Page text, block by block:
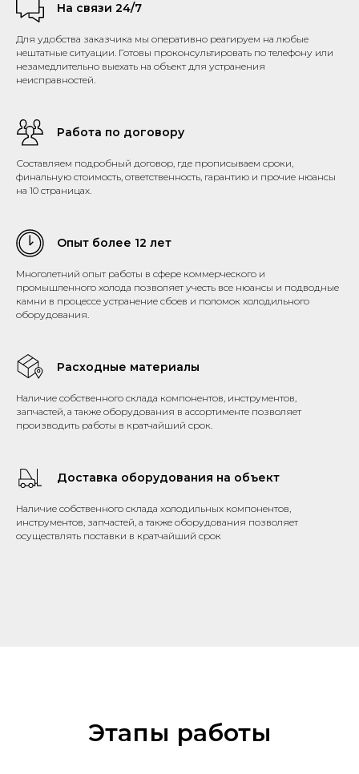
На связи 24/7
Для удобства заказчика мы оперативно реагируем на любые
нештатные ситуации. Готовы проконсультировать по телефону или
незамедлительно выехать на объект для устранения
неисправностей.
Работа по договору
Составляем подробный договор, где прописываем сроки,
финальную стоимость, ответственность, гарантию и прочие нюансы
на 10 страницах.
Опыт более 12 лет
Многолетний опыт работы в сфере коммерческого и
промышленного холода позволяет учесть все нюансы и подводные
камни в процессе устранение сбоев и поломок холодильного
оборудования.
Расходные материалы
Наличие собственного склада компонентов, инструментов,
запчастей, а также оборудования в ассортименте позволяет
производить работы в кратчайший срок.
Доставка оборудования на объект
Наличие собственного склада холодильных компонентов,
инструментов, запчастей, а также оборудования позволяет
осуществлять поставки в кратчайший срок
Этапы работы